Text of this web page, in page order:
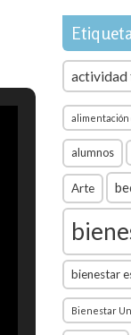
actividad
alimentación
alumnos
Arte
bienestar
Bienestar